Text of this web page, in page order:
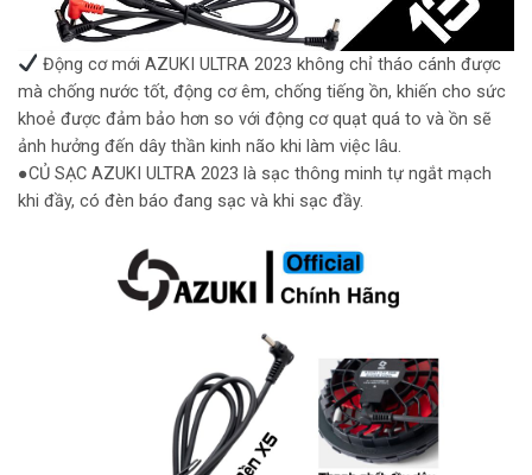
Động cơ mới AZUKI ULTRA 2023 không chỉ tháo cánh được
mà chống nước tốt, động cơ êm, chống tiếng ồn, khiến cho sức
khoẻ được đảm bảo hơn so với động cơ quạt quá to và ồn sẽ
ảnh hưởng đến dây thần kinh não khi làm việc lâu.
●CỦ SẠC AZUKI ULTRA 2023 là sạc thông minh tự ngắt mạch
khi đầy, có đèn báo đang sạc và khi sạc đầy.